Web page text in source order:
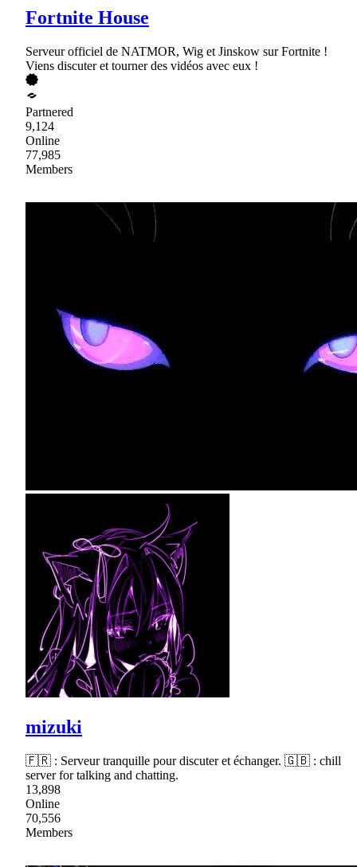
Fortnite House
Serveur officiel de NATMOR, Wig et Jinskow sur Fortnite !
Viens discuter et tourner des vidéos avec eux !
Partnered
9,124
Online
77,985
Members
mizuki
🇫🇷 : Serveur tranquille pour discuter et échanger. 🇬🇧 : chill
server for talking and chatting.
13,898
Online
70,556
Members